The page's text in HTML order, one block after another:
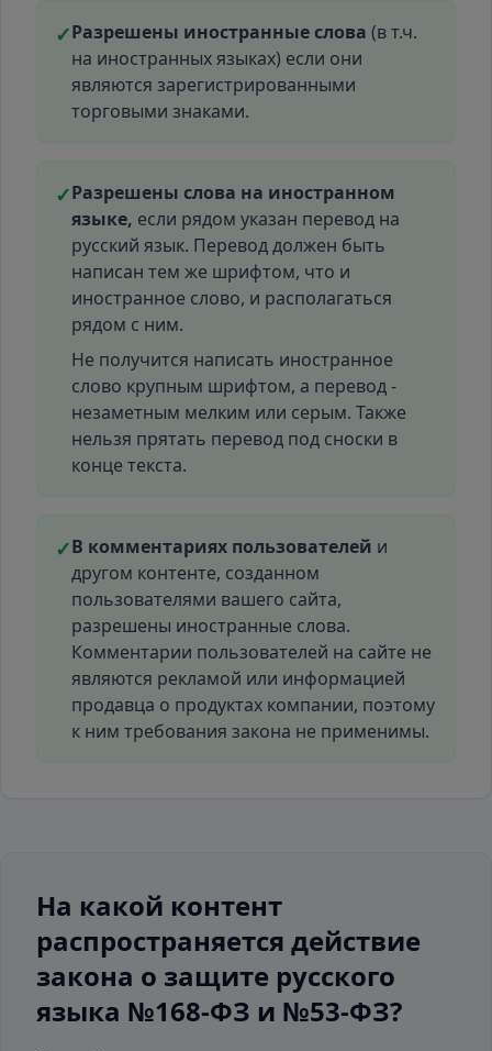
✓Разрешены иностранные слова (в т.ч.
на иностранных языках) если они
являются зарегистрированными
торговыми знаками.
✓Разрешены слова на иностранном
языке, если рядом указан перевод на
русский язык. Перевод должен быть
написан тем же шрифтом, что и
иностранное слово, и располагаться
рядом с ним.
Не получится написать иностранное
слово крупным шрифтом, а перевод -
незаметным мелким или серым. Также
нельзя прятать перевод под сноски в
конце текста.
✓В комментариях пользователей и
другом контенте, созданном
пользователями вашего сайта,
разрешены иностранные слова.
Комментарии пользователей на сайте не
являются рекламой или информацией
продавца о продуктах компании, поэтому
к ним требования закона не применимы.
На какой контент
распространяется действие
закона о защите русского
языка №168-ФЗ и №53-ФЗ?